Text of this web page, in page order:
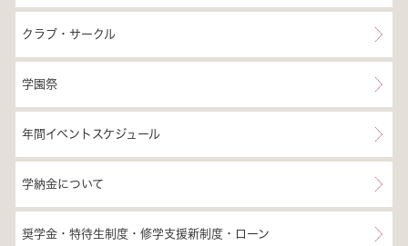
クラブ・サークル
学園祭
年間イベントスケジュール
学納金について
奨学金・特待生制度・修学支援新制度・ローン